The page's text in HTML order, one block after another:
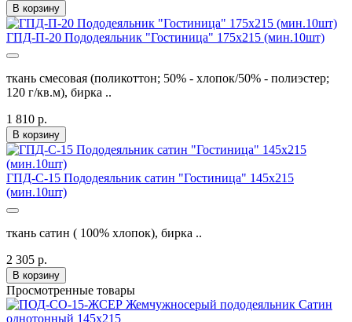
В корзину
ГПД-П-20 Пододеяльник "Гостиница" 175х215 (мин.10шт)
ткань смесовая (поликоттон; 50% - хлопок/50% - полиэстер;
120 г/кв.м), бирка ..
1 810 р.
В корзину
ГПД-С-15 Пододеяльник сатин "Гостиница" 145х215
(мин.10шт)
ткань сатин ( 100% хлопок), бирка ..
2 305 р.
В корзину
Просмотренные товары